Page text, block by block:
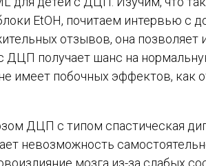
EtOH, почитаем интервью с
отзывов, она позволяет
ДЦП получает шанс на
имеет побочных эффектов, как
ДЦП с типом спастическая
невозможность
мозга из-за слабых